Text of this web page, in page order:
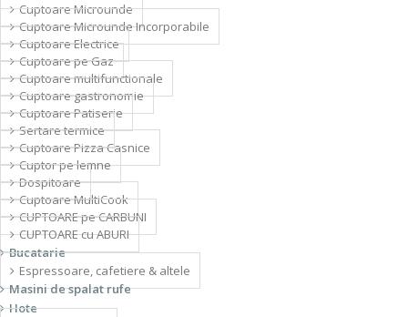
Cuptoare Microunde
Cuptoare Microunde Incorporabile
Cuptoare Electrice
Cuptoare pe Gaz
Cuptoare multifunctionale
Cuptoare gastronomie
Cuptoare Patiserie
Sertare termice
Cuptoare Pizza Casnice
Cuptor pe lemne
Dospitoare
Cuptoare MultiCook
CUPTOARE pe CARBUNI
CUPTOARE cu ABURI
Bucatarie
Espressoare, cafetiere & altele
Masini de spalat rufe
Hote